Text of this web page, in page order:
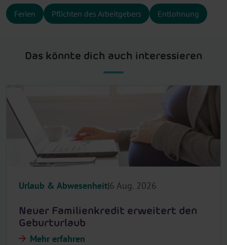
Ferien Pflichten des Arbeitgebers Entlohnung
Das könnte dich auch interessieren
Urlaub & Abwesenheit 6 Aug. 2026
Neuer Familienkredit erweitert den
Geburturlaub
Mehr erfahren